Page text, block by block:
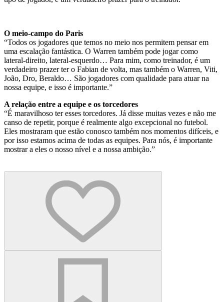
O meio-campo do Paris
“Todos os jogadores que temos no meio nos permitem pensar em
uma escalação fantástica. O Warren também pode jogar como
lateral-direito, lateral-esquerdo… Para mim, como treinador, é um
verdadeiro prazer ter o Fabian de volta, mas também o Warren, Viti,
João, Dro, Beraldo… São jogadores com qualidade para atuar na
nossa equipe, e isso é importante.”
A relação entre a equipe e os torcedores
“É maravilhoso ter esses torcedores. Já disse muitas vezes e não me
canso de repetir, porque é realmente algo excepcional no futebol.
Eles mostraram que estão conosco também nos momentos difíceis, e
por isso estamos acima de todas as equipes. Para nós, é importante
mostrar a eles o nosso nível e a nossa ambição.”